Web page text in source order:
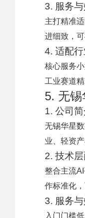
3. 服务
主打精准
进细致，
4. 适配
核心服务
工业赛道
5. 无
1. 公司
无锡华星
业、轻资
2. 技术
整合主流
作标准化
3. 服务
入门门槛